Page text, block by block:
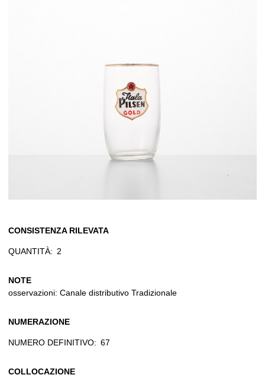
CONSISTENZA RILEVATA
QUANTITÀ: 2
NOTE
osservazioni: Canale distributivo Tradizionale
NUMERAZIONE
NUMERO DEFINITIVO: 67
COLLOCAZIONE